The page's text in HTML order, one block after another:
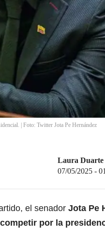
| Foto: Twitter Jota Pe Hernández
Laura Duarte
07/05/2025 -
el senador Jota Pe
por la